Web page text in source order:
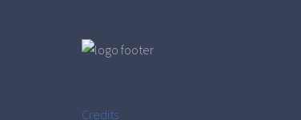
Credits